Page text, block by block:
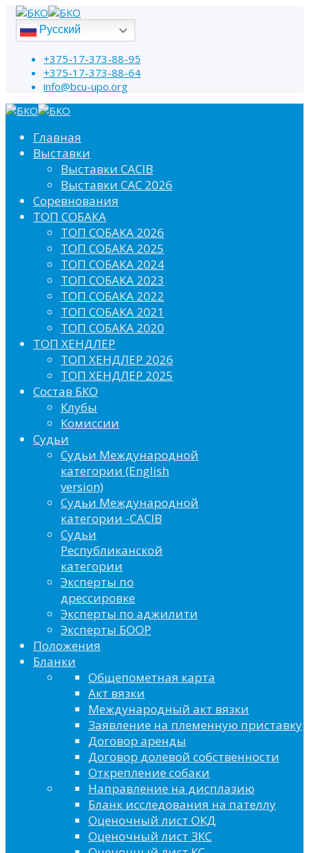
Русский
+375-17-373-88-95
+375-17-373-88-64
info@bcu-upo.org
Главная
Выставки
Выставки CACIB
Выставки САС 2026
Соревнования
ТОП СОБАКА
ТОП СОБАКА 2026
ТОП СОБАКА 2025
ТОП СОБАКА 2024
ТОП СОБАКА 2023
ТОП СОБАКА 2022
ТОП СОБАКА 2021
ТОП СОБАКА 2020
ТОП ХЕНДЛЕР
ТОП ХЕНДЛЕР 2026
ТОП ХЕНДЛЕР 2025
Состав БКО
Клубы
Комиссии
Судьи
Судьи Международной
категории (English
version)
Судьи Международной
категории -CACIB
Судьи
Республиканской
категории
Эксперты по
дрессировке
Эксперты по аджилити
Эксперты БООР
Положения
Бланки
Общепометная карта
Акт вязки
Международный акт вязки
Заявление на племенную приставку
Договор аренды
Договор долевой собственности
Открепление собаки
Направление на дисплазию
Бланк исследования на пателлу
Оценочный лист ОКД
Оценочный лист ЗКС